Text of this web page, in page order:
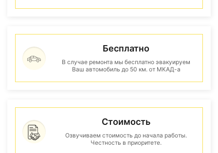
Бесплатно
В случае ремонта мы бесплатно эвакуируем
Ваш автомобиль до 50 км. от МКАД-а
Стоимость
Озвучиваем стоимость до начала работы.
Честность в приоритете.